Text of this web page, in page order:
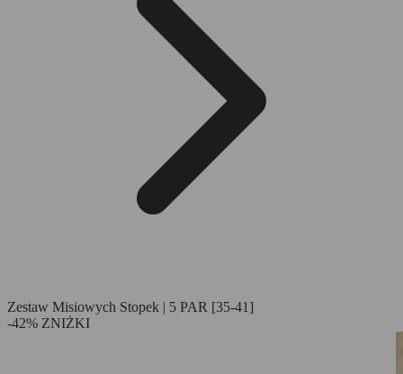
Zestaw Misiowych Stopek | 5 PAR [35-41]
-42% ZNIŻKI